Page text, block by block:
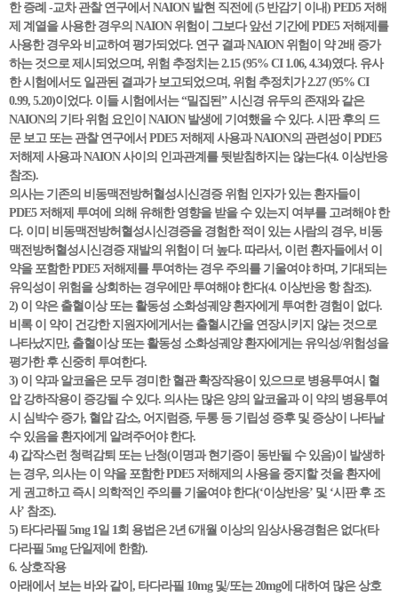
한 증례 -교차 관찰 연구에서 NAION 발현 직전에 (5 반감기 이내) PED5 저해
제 계열을 사용한 경우의 NAION 위험이 그보다 앞선 기간에 PDE5 저해제를
사용한 경우와 비교하여 평가되었다. 연구 결과 NAION 위험이 약 2배 증가
하는 것으로 제시되었으며, 위험 추정치는 2.15 (95% CI 1.06, 4.34)였다. 유사
한 시험에서도 일관된 결과가 보고되었으며, 위험 추정치가 2.27 (95% CI
0.99, 5.20)이었다. 이들 시험에서는 “밀집된” 시신경 유두의 존재와 같은
NAION의 기타 위험 요인이 NAION 발생에 기여했을 수 있다. 시판 후의 드
문 보고 또는 관찰 연구에서 PDE5 저해제 사용과 NAION의 관련성이 PDE5
저해제 사용과 NAION 사이의 인과관계를 뒷받침하지는 않는다(4. 이상반응
참조).
의사는 기존의 비동맥전방허혈성시신경증 위험 인자가 있는 환자들이
PDE5 저해제 투여에 의해 유해한 영향을 받을 수 있는지 여부를 고려해야 한
다. 이미 비동맥전방허혈성시신경증을 경험한 적이 있는 사람의 경우, 비동
맥전방허혈성시신경증 재발의 위험이 더 높다. 따라서, 이런 환자들에서 이
약을 포함한 PDE5 저해제를 투여하는 경우 주의를 기울여야 하며, 기대되는
유익성이 위험을 상회하는 경우에만 투여해야 한다(4. 이상반응 항 참조).
2) 이 약은 출혈이상 또는 활동성 소화성궤양 환자에게 투여한 경험이 없다.
비록 이 약이 건강한 지원자에게서는 출혈시간을 연장시키지 않는 것으로
나타났지만, 출혈이상 또는 활동성 소화성궤양 환자에게는 유익성/위험성을
평가한 후 신중히 투여한다.
3) 이 약과 알코올은 모두 경미한 혈관 확장작용이 있으므로 병용투여시 혈
압 강하작용이 증강될 수 있다. 의사는 많은 양의 알코올과 이 약의 병용투여
시 심박수 증가, 혈압 감소, 어지럼증, 두통 등 기립성 증후 및 증상이 나타날
수 있음을 환자에게 알려주어야 한다.
4) 갑작스런 청력감퇴 또는 난청(이명과 현기증이 동반될 수 있음)이 발생하
는 경우, 의사는 이 약을 포함한 PDE5 저해제의 사용을 중지할 것을 환자에
게 권고하고 즉시 의학적인 주의를 기울여야 한다(‘이상반응’ 및 ‘시판 후 조
사’ 참조).
5) 타다라필 5mg 1일 1회 용법은 2년 6개월 이상의 임상사용경험은 없다(타
다라필 5mg 단일제에 한함).
6. 상호작용
아래에서 보는 바와 같이, 타다라필 10mg 및/또는 20mg에 대하여 많은 상호